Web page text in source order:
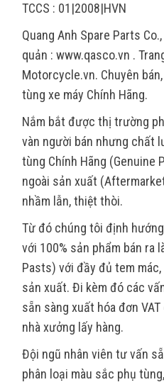
TCCS : 01|2008|HVN
Quang Anh Spare Parts
quản : www.qasco.vn .
Motorcycle.vn. Chuyên
tùng xe máy Chính Hãng.
Nắm bắt được thị trường
vàn người bán nhưng chất
tùng Chính Hãng (Genuine
ngoài sản xuất
nhầm lẫn, thiệt thòi.
Từ đó chúng tôi định
với 100% sản phẩm bán ra
Pasts) với đầy đủ tem
sản xuất. Đi kèm đó các
sẵn sàng xuất hóa đơn
nhà xưởng lấy hàng.
Đội ngũ nhân viên tư vấn
phân loại màu sắc phụ